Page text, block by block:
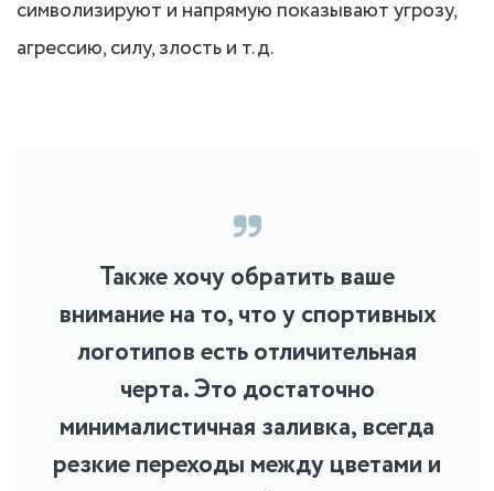
символизируют и напрямую показывают угрозу,
агрессию, силу, злость и т.д.
Также хочу обратить ваше
внимание на то, что у спортивных
логотипов есть отличительная
черта. Это достаточно
минималистичная заливка, всегда
резкие переходы между цветами и